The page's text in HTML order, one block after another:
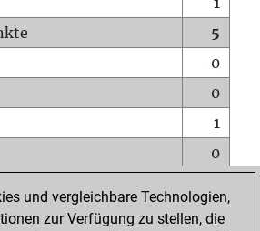
5
0
0
1
0
Brett
0
und vergleichbare Technologien,
zur Verfügung zu stellen, die